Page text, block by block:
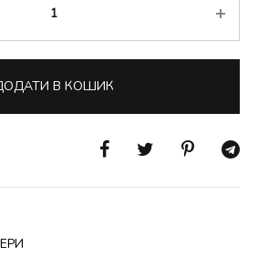
В КОШИК